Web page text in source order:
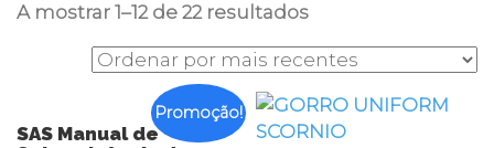
A mostrar 1–12 de 22 resultados
Promoção!
SAS Manual de